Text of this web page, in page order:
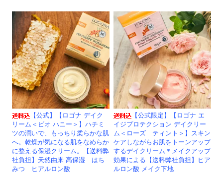
【公式】【ロゴナ デイク
リーム＜ビオ ハニー＞】ハチミ
ツの潤いで、もっちり柔らかな肌
へ。乾燥が気になる肌をなめらか
に整える保湿クリーム。【送料弊
社負担】天然由来 高保湿 はち
みつ ヒアルロン酸
【公式限定】【ロゴナ エ
イジプロテクション デイクリー
ム＜ローズ ティント＞】スキン
ケアしながらお肌をトーンアップ
するデイクリーム＊メイクアップ
効果による【送料弊社負担】ヒア
ルロン酸 メイク下地